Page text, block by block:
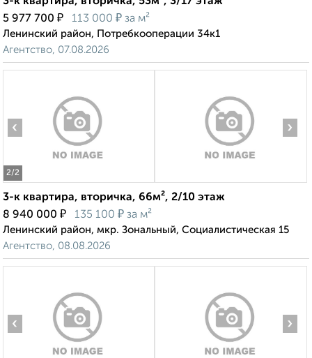
5 977 700 ₽ 113 000 ₽ за м²
Ленинский район, Потребкооперации 34к1
Агентство, 07.08.2026
2/2
‹ ›
3-к квартира, вторичка, 66м², 2/10 этаж
8 940 000 ₽ 135 100 ₽ за м²
Ленинский район, мкр. Зональный, Социалистическая 15
Агентство, 08.08.2026
‹ ›